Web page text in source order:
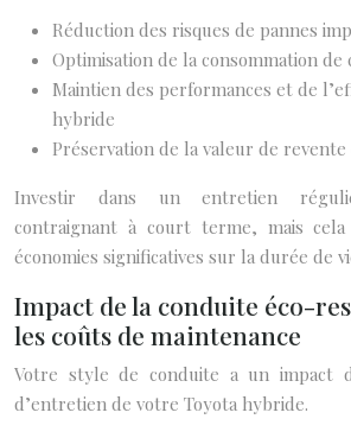
Réduction des risques de pannes
Optimisation de la consommation
Maintien des performances et de
hybride
Préservation de la valeur de
Investir dans un entretien
contraignant à court terme, mais
économies significatives sur la durée de
Impact de la conduite éco-
les coûts de maintenance
Votre style de conduite a un impact
d’entretien de votre Toyota hybride.